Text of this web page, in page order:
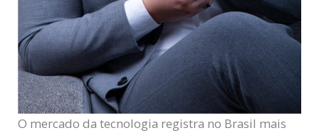
O mercado da tecnologia registra no Brasil mais